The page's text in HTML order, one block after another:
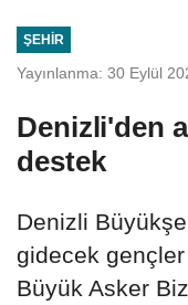
ŞEHIR
Yayınlanma: 30 Eylül
Denizli'den
destek
Denizli
gidecek
Büyük Asker